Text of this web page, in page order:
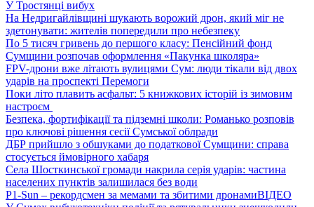
У Тростянці вибух
На Недригайлівщині шукають ворожий дрон, який міг не
здетонувати: жителів попередили про небезпеку
По 5 тисяч гривень до першого класу: Пенсійний фонд
Сумщини розпочав оформлення «Пакунка школяра»
FPV-дрони вже літають вулицями Сум: люди тікали від двох
ударів на проспекті Перемоги
Поки літо плавить асфальт: 5 книжкових історій із зимовим
настроєм
Безпека, фортифікації та підземні школи: Романько розповів
про ключові рішення сесії Сумської облради
ДБР прийшло з обшуками до податкової Сумщини: справа
стосується ймовірного хабаря
Села Шосткинської громади накрила серія ударів: частина
населених пунктів залишилася без води
P1-Sun – рекордсмен за мемами та збитими дронамиВІДЕО